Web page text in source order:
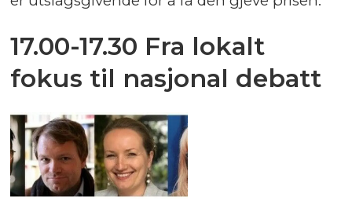
17.00-17.30 Fra lokalt
fokus til nasjonal debatt